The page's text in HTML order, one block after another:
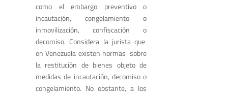
como el embargo preventivo o
incautación, congelamiento o
inmovilización, confiscación o
decomiso. Considera la jurista que
en Venezuela existen normas sobre
la restitución de bienes objeto de
medidas de incautación, decomiso o
congelamiento. No obstante, a los